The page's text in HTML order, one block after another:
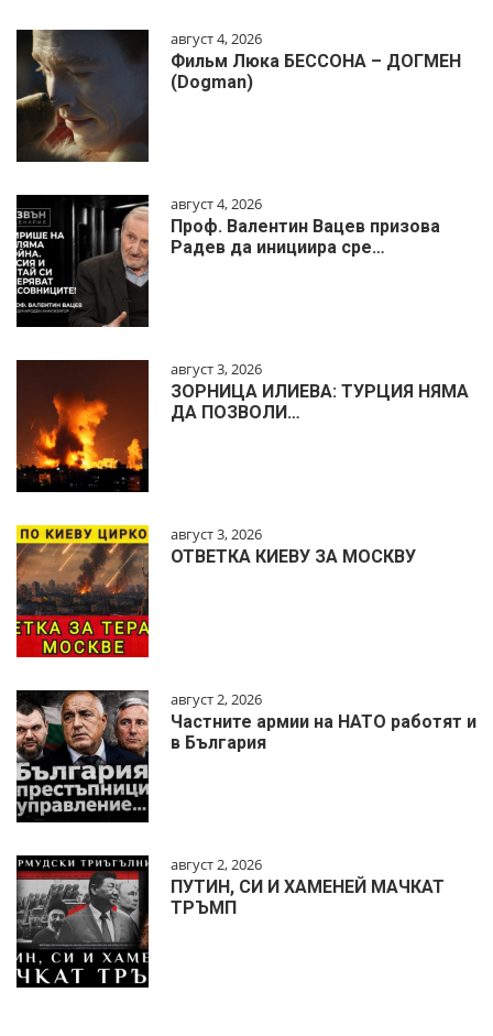
август 4, 2026
Фильм Люка БЕССОНА – ДОГМЕН
(Dogman)
август 4, 2026
Проф. Валентин Вацев призова
Радев да инициира сре…
август 3, 2026
ЗОРНИЦА ИЛИЕВА: ТУРЦИЯ НЯМА
ДА ПОЗВОЛИ…
август 3, 2026
ОТВЕТКА КИЕВУ ЗА МОСКВУ
август 2, 2026
Частните армии на НАТО работят и
в България
август 2, 2026
ПУТИН, СИ И ХАМЕНЕЙ МАЧКАТ
ТРЪМП